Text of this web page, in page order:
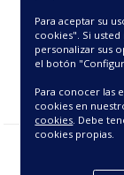
Para aceptar su
cookies". Si
personalizar sus
el botón
Para conocer las
cookies en
cookies . Debe
cookies propias.